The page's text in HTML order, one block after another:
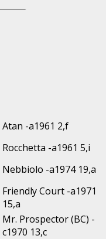
Atan -a1961 2,f
Rocchetta -a1961 5,i
Nebbiolo -a1974 19,a
Friendly Court -a1971
15,a
Mr. Prospector (BC) -
c1970 13,c